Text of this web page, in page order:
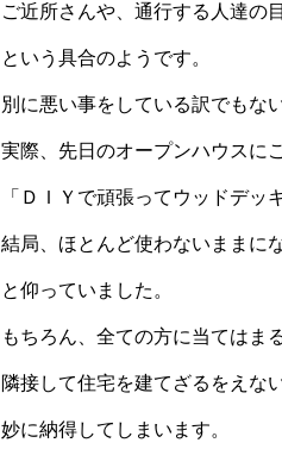
ご近所さんや、通行する人達の
という具合のようです。
別に悪い事をしている訳でもな
実際、先日のオープンハウスに
「ＤＩＹで頑張ってウッドデッ
結局、ほとんど使わないままに
と仰っていました。
もちろん、全ての方に当てはま
隣接して住宅を建てざるをえな
妙に納得してしまいます。